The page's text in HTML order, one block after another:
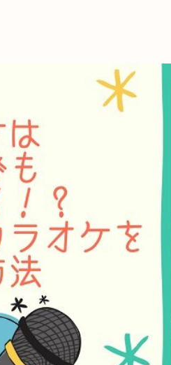
HAREL
活用事例